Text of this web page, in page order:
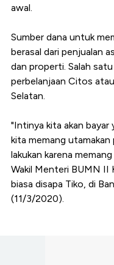
awal.
Sumber dana untuk
berasal dari penjualan
dan properti. Salah
perbelanjaan Citos
Selatan.
"Intinya kita akan bayar
kita memang
lakukan karena
Wakil Menteri BUMN II
biasa disapa Tiko, di
(11/3/2020).